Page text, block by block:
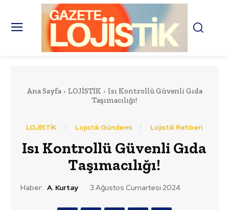
Ana Sayfa LOJİSTİK
Isı Kontrollü Güvenli Gıda
Taşımacılığı!
LOJİSTİK Lojistik Gündemi Lojistik Rehberi
Isı Kontrollü Güvenli Gıda
Taşımacılığı!
Haber: A. Kurtay 3 Ağustos Cumartesi 2024